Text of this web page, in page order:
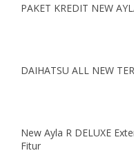
PAKET KREDIT NEW
DAIHATSU ALL NEW
New Ayla R DELUXE
Fitur